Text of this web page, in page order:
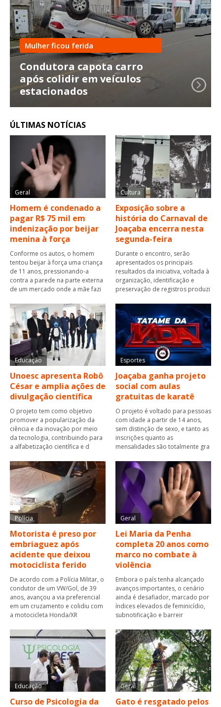
Mulher ficou ferida
Condutora capota carro
após colidir em veículos
estacionados
ÚLTIMAS NOTÍCIAS
Geral
Homem é condenado a
pagar R$ 75 mil em
indenização por beijar
menina à força
Conforme os autos, o homem
tentou beijar à força uma criança
de 11 anos, pressionando-a
contra a parede na parte externa
de um mercado onde a mãe fazi
Cultura
Exposição sobre a
história do Carnaval de
Joaçaba encerra nesta
segunda-feira
Durante o encontro, serão
apresentados os principais
resultados da iniciativa, voltada à
organização, identificação e
preservação de registros produzi
Educação
Unoesc apresenta Robô
César e amplia ações de
divulgação científica
O projeto tem como objetivo
promover a popularização da
ciência e da inovação por meio
da tecnologia, contribuindo para
a alfabetização científica e d
Esportes
Joaçaba ganha projeto
social com aulas
gratuitas de karatê
O projeto é voltado para pessoas
com idade a partir de 14 anos,
sem distinção de sexo, e tanto as
inscrições quanto as
mensalidades são totalmente gra
Polícia
Motorista é preso por
embriaguez após
acidente que deixou
motociclista ferido
De acordo com a Polícia Militar, o
condutor de um VW/Gol, de 39
anos, avançou a via preferencial
em um cruzamento e colidiu com
a motocicleta Honda/XR
Geral
Lei Maria da Penha
completa 20 anos como
marco no combate à
violência
Embora o país tenha alcançado
avanços importantes, o cenário
ainda é desafiador, marcado por
índices elevados de feminicídio,
subnotificação e barreir
Educação
Curso de Psicologia da
Geral
Gato é resgatado pelos